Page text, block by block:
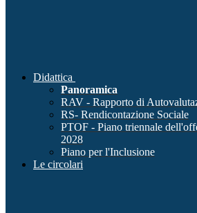
Didattica
Panoramica
RAV - Rapporto di
RS- Rendicontazione Sociale
PTOF - Piano triennale
2028
Piano per l'Inclusione
Le circolari